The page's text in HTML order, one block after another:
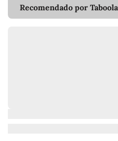
Recomendado por Taboola